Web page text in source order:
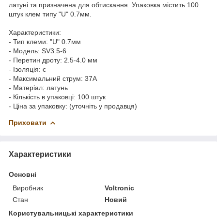
латуні та призначена для обтискання. Упаковка містить 100
штук клем типу "U" 0.7мм.
Характеристики:
- Тип клеми: "U" 0.7мм
- Модель: SV3.5-6
- Перетин дроту: 2.5-4.0 мм
- Ізоляція: є
- Максимальний струм: 37А
- Матеріал: латунь
- Кількість в упаковці: 100 штук
- Ціна за упаковку: (уточніть у продавця)
Приховати
Характеристики
Основні
Виробник
Voltronic
Стан
Новий
Користувальницькі характеристики